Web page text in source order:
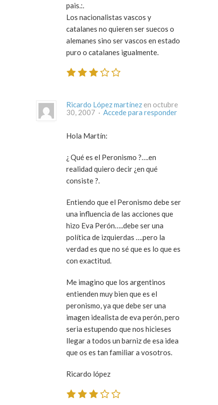
pais.:.
Los nacionalistas vascos y
catalanes no quieren ser suecos o
alemanes sino ser vascos en estado
puro o catalanes igualmente.
Ricardo López martínez en octubre
30, 2007 · Accede para responder
Hola Martín:
¿ Qué es el Peronismo ?….en
realidad quiero decir ¿en qué
consiste ?.
Entiendo que el Peronismo debe ser
una influencia de las acciones que
hizo Eva Perón…..debe ser una
política de izquierdas ….pero la
verdad es que no sé que es lo que es
con exactitud.
Me imagino que los argentinos
entienden muy bien que es el
peronismo, ya que debe ser una
imagen idealista de eva perón, pero
seria estupendo que nos hicieses
llegar a todos un barniz de esa idea
que os es tan familiar a vosotros.
Ricardo lópez